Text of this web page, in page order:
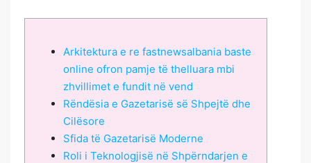
Arkitektura e re fastnewsalbania baste
online ofron pamje të thelluara mbi
zhvillimet e fundit në vend
Rëndësia e Gazetarisë së Shpejtë dhe
Cilësore
Sfida të Gazetarisë Moderne
Roli i Teknologjisë në Shpërndarjen e